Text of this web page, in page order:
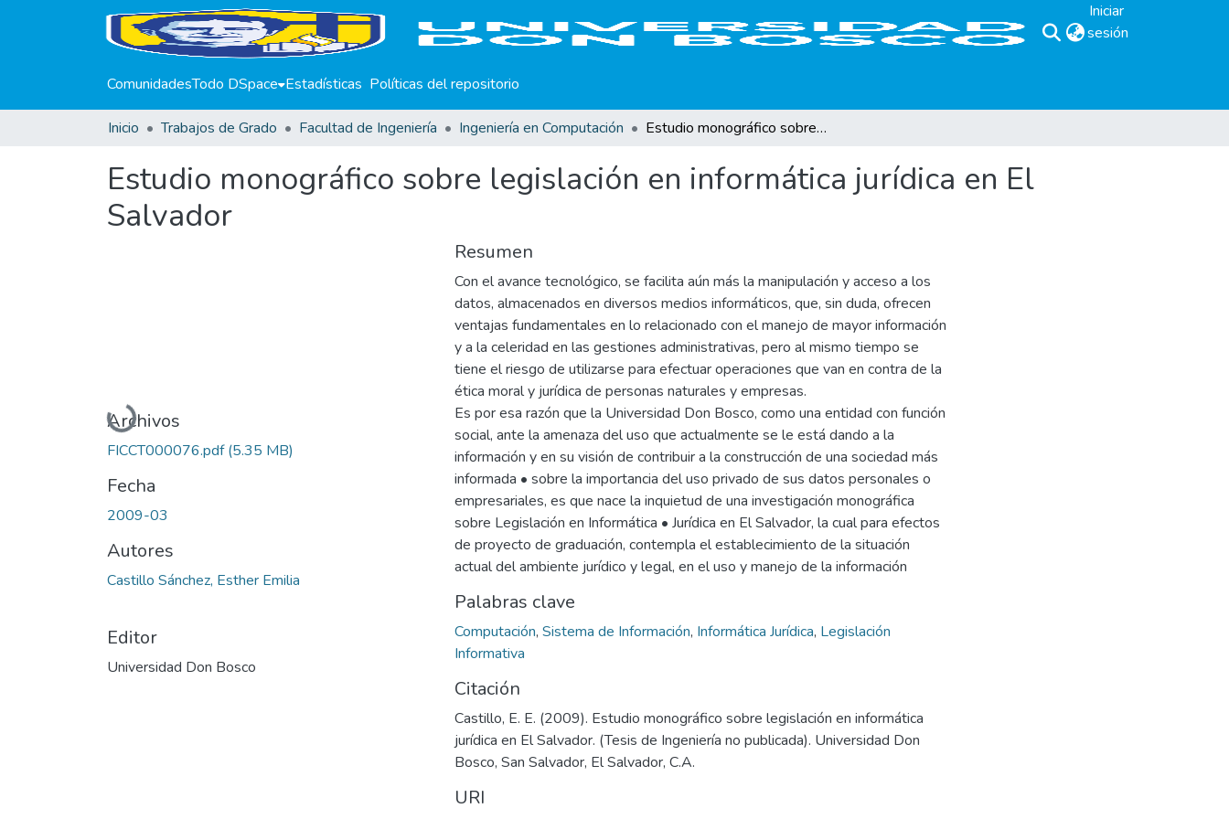
Iniciar
sesión
ComunidadesTodo DSpace Estadísticas Políticas del repositorio
Inicio Trabajos de Grado Facultad de Ingeniería Ingeniería en Computación Estudio monográfico sobre legislación en informática jurídica en El Salvador
Estudio monográfico sobre legislación en informática jurídica en El
Salvador
Cargando...
Archivos
FICCT000076.pdf(5.35 MB)
Fecha
2009-03
Autores
Castillo Sánchez, Esther Emilia
Editor
Universidad Don Bosco
Resumen
Con el avance tecnológico, se facilita aún más la manipulación y acceso a los
datos, almacenados en diversos medios informáticos, que, sin duda, ofrecen
ventajas fundamentales en lo relacionado con el manejo de mayor información
y a la celeridad en las gestiones administrativas, pero al mismo tiempo se
tiene el riesgo de utilizarse para efectuar operaciones que van en contra de la
ética moral y jurídica de personas naturales y empresas.
Es por esa razón que la Universidad Don Bosco, como una entidad con función
social, ante la amenaza del uso que actualmente se le está dando a la
información y en su visión de contribuir a la construcción de una sociedad más
informada • sobre la importancia del uso privado de sus datos personales o
empresariales, es que nace la inquietud de una investigación monográfica
sobre Legislación en Informática • Jurídica en El Salvador, la cual para efectos
de proyecto de graduación, contempla el establecimiento de la situación
actual del ambiente jurídico y legal, en el uso y manejo de la información
Palabras clave
Computación, Sistema de Información, Informática Jurídica, Legislación
Informativa
Citación
Castillo, E. E. (2009). Estudio monográfico sobre legislación en informática
jurídica en El Salvador. (Tesis de Ingeniería no publicada). Universidad Don
Bosco, San Salvador, El Salvador, C.A.
URI